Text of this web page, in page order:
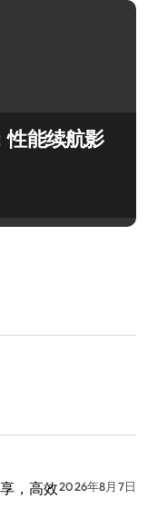
性能续航影
，高效2026年8月7日